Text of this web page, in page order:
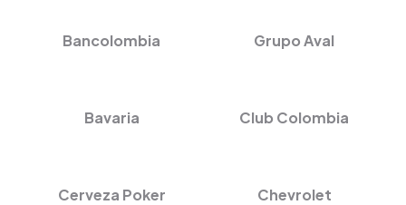
Bancolombia Grupo Aval
Bavaria Club Colombia
Cerveza Poker Chevrolet